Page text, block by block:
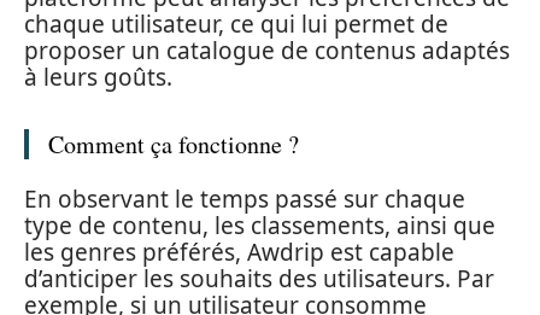
chaque utilisateur, ce qui lui permet de
proposer un catalogue de contenus adaptés
à leurs goûts.
Comment ça fonctionne ?
En observant le temps passé sur chaque
type de contenu, les classements, ainsi que
les genres préférés, Awdrip est capable
d’anticiper les souhaits des utilisateurs. Par
exemple, si un utilisateur consomme